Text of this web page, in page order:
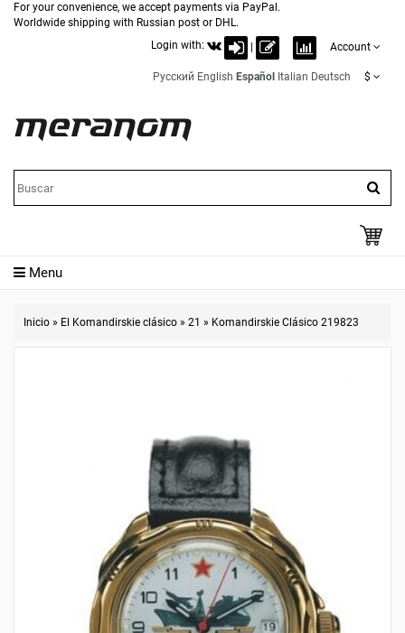
For your convenience, we accept payments via PayPal.
Worldwide shipping with Russian post or DHL.
Login with:
Account
Русский English Español Italian Deutsch $
Menu
Inicio » El Komandirskie clásico » 21 » Komandirskie Clásico 219823